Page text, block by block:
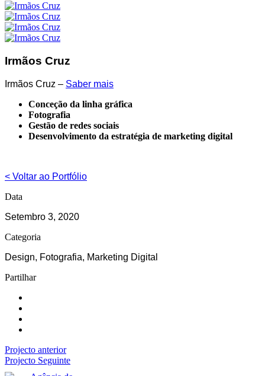
Irmãos Cruz
Irmãos Cruz – Saber mais
Conceção da linha gráfica
Fotografia
Gestão de redes sociais
Desenvolvimento da estratégia de marketing digital
< Voltar ao Portfólio
Data
Setembro 3, 2020
Categoria
Design, Fotografia, Marketing Digital
Partilhar
Projecto anterior
Projecto Seguinte